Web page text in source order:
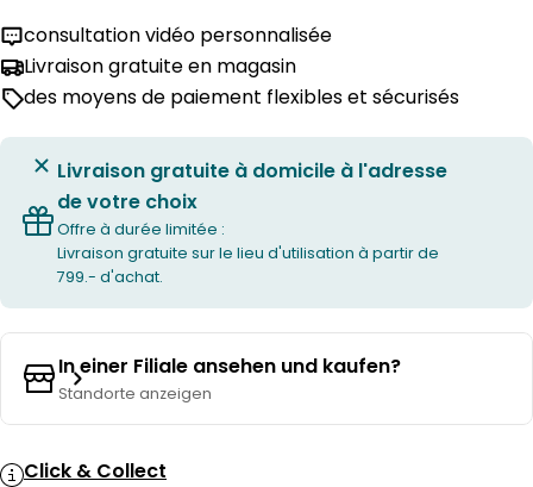
consultation vidéo personnalisée
Livraison gratuite en magasin
des moyens de paiement flexibles et sécurisés
Livraison gratuite à domicile à l'adresse
de votre choix
Offre à durée limitée :
Livraison gratuite sur le lieu d'utilisation à partir de
799.- d'achat.
In einer Filiale ansehen und kaufen?
Standorte anzeigen
Click & Collect